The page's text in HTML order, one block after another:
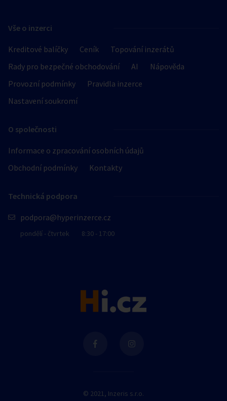
Vše o inzerci
Kreditové balíčky Ceník
Topování inzerátů
Rady pro bezpečné obchodování
AI
Nápověda
Provozní podmínky
Pravidla inzerce
Nastavení soukromí
O společnosti
Informace o zpracování osobních údajů
Obchodní podmínky
Kontakty
Technická podpora
podpora@hyperinzerce.cz
pondělí - čtvrtek 8:30 - 17:00
© 2021, Inzeris s.r.o.